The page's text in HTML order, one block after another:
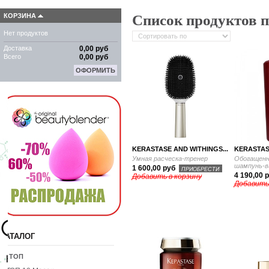
Список продуктов
KERASTASE AND WITHINGS...
Умная расческа-тренер
1 600,00 руб ПРИОБРЕСТИ
Добавить в корзину
шампунь-
4 190,00
Добавить
КОРЗИНА
Нет продуктов
Доставка 0,00 руб
Всего 0,00 руб
ОФОРМИТЬ
КАТАЛОГ
10 ТОП